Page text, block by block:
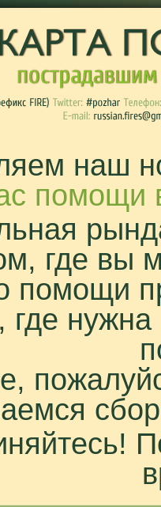
наш
помощи
где вы
помощи
где